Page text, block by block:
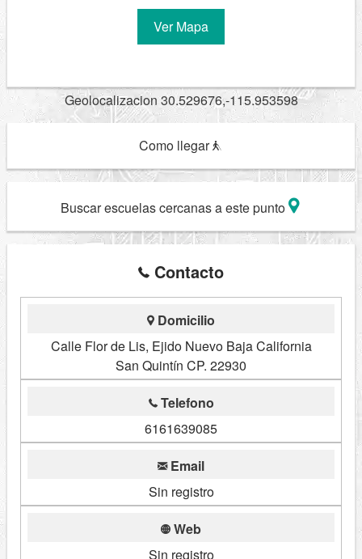
Ver Mapa
Geolocalizacion 30.529676,-115.953598
Como llegar
Buscar escuelas cercanas a este punto
Contacto
Domicilio
Calle Flor de Lis, Ejido Nuevo Baja California
San Quintín CP. 22930
Telefono
6161639085
Email
Sin registro
Web
Sin registro